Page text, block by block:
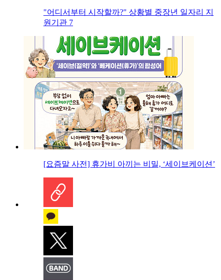
"어디서부터 시작할까?" 상황별 중장년 일자리 지
원기관 7
[요즘말 사전] 휴가비 아끼는 비밀, ‘세이브케이션’